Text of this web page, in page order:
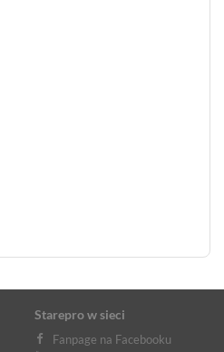
Starepro w sieci
Fanpage na Facebooku